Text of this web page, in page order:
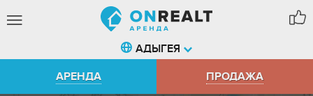
АДЫГЕЯ
АРЕНДА
ПРОДАЖА